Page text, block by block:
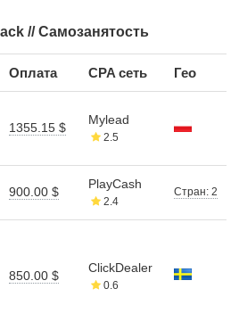
// Самозанятость
Оплата CPA сеть Гео
1355.15 $
Mylead
2.5
900.00 $
PlayCash
2.4
Стран: 2
850.00 $
ClickDealer
0.6